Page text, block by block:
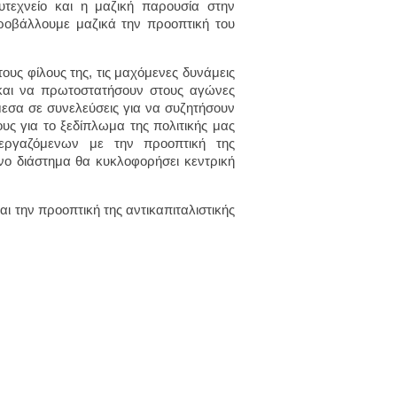
και η μαζική παρουσία στην
μαζικά την προοπτική του
φίλους της, τις μαχόμενες δυνάμεις
να πρωτοστατήσουν στους αγώνες
σε συνελεύσεις για να συζητήσουν
το ξεδίπλωμα της πολιτικής μας
με την προοπτική της
διάστημα θα κυκλοφορήσει κεντρική
προοπτική της αντικαπιταλιστικής